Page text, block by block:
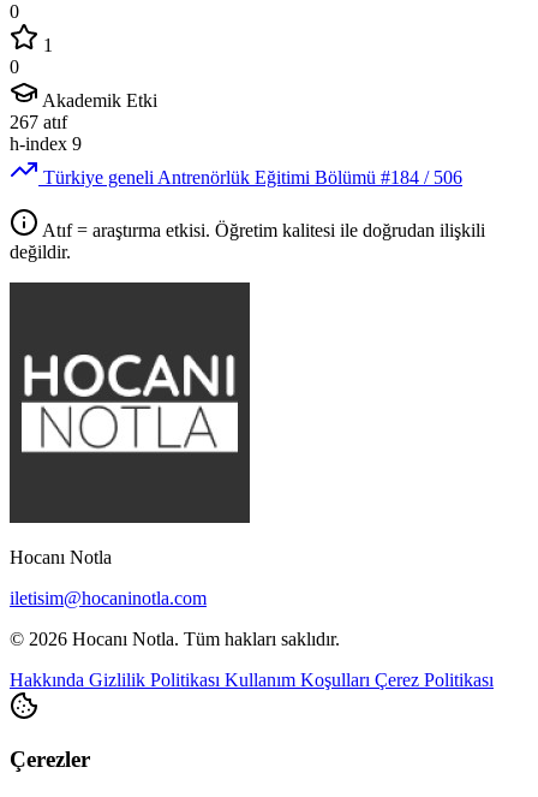
0
1
0
Akademik Etki
267 atıf
h-index 9
Türkiye geneli Antrenörlük Eğitimi Bölümü #184 / 506
Atıf = araştırma etkisi. Öğretim kalitesi ile doğrudan ilişkili
değildir.
Hocanı Notla
iletisim@hocaninotla.com
© 2026 Hocanı Notla. Tüm hakları saklıdır.
Hakkında Gizlilik Politikası Kullanım Koşulları Çerez Politikası
Çerezler